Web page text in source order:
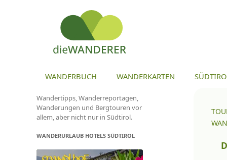
WANDERBUCH WANDERKARTEN
Wandertipps, Wanderreportagen,
Wanderungen und Bergtouren vor
allem, aber nicht nur in Südtirol.
WANDERURLAUB HOTELS SÜDTIROL